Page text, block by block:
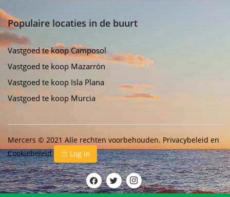
Populaire locaties in de buurt
Vastgoed te koop Camposol
Vastgoed te koop Mazarrón
Vastgoed te koop Isla Plana
Vastgoed te koop Murcia
Mercers © 2021 Alle rechten voorbehouden. Privacybeleid en
Cookiebeleid
Log in